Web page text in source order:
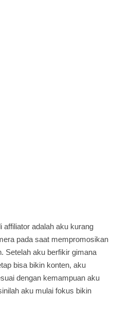
affiliator adalah aku kurang
pada saat mempromosikan
Setelah aku berfikir gimana
bisa bikin konten, aku
dengan kemampuan aku
aku mulai fokus bikin